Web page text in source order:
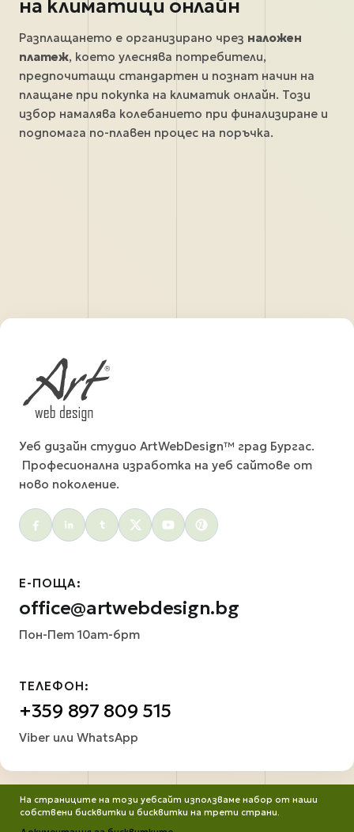
на климатици онлайн
Разплащането е организирано чрез наложен
платеж, което улеснява потребители,
предпочитащи стандартен и познат начин на
плащане при покупка на климатик онлайн. Този
избор намалява колебанието при финализиране и
подпомага по-плавен процес на поръчка.
Уеб дизайн студио ArtWebDesign™ град Бургас.
Професионална изработка на уеб сайтове от
ново поколение.
Social menu
На страниците на този уебсайт използваме набор от наши
собствени бисквитки и бисквитки на трети страни.
Е-ПОЩА:
office@artwebdesign.bg
Пон-Пет 10am-6pm
ТЕЛЕФОН:
+359 897 809 515
Viber или WhatsApp